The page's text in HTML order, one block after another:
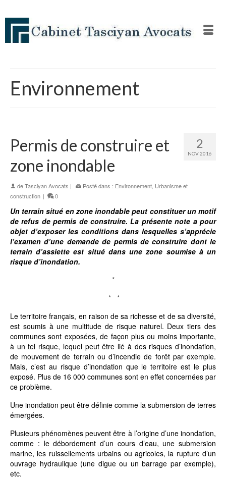
Environnement
2
NOV 2016
Permis de construire et
zone inondable
deTasciyan Avocats | Posté dans : Environnement Urbanisme et
construction | 0
Un terrain situé en zone inondable peut constituer un motif
de refus de permis de construire. La présente note a pour
objet d’exposer les conditions dans lesquelles s’apprécie
l’examen d’une demande de permis de construire dont le
terrain d’assiette est situé dans une zone soumise à un
risque d’inondation.
*
* *
Le territoire français, en raison de sa richesse et de sa diversité,
est soumis à une multitude de risque naturel. Deux tiers des
communes sont exposées, de façon plus ou moins importante,
à un tel risque, lequel peut être lié à des risques d’inondation,
de mouvement de terrain ou d’incendie de forêt par exemple.
Mais, c’est au risque d’inondation que le territoire est le plus
exposé. Plus de 16 000 communes sont en effet concernées par
ce problème.
Une inondation peut être définie comme la submersion de terres
émergées.
Plusieurs phénomènes peuvent être à l’origine d’une inondation,
comme : le débordement d’un cours d’eau, une submersion
marine, les ruissellements urbains ou agricoles, la rupture d’un
ouvrage hydraulique (une digue ou un barrage par exemple),
etc.